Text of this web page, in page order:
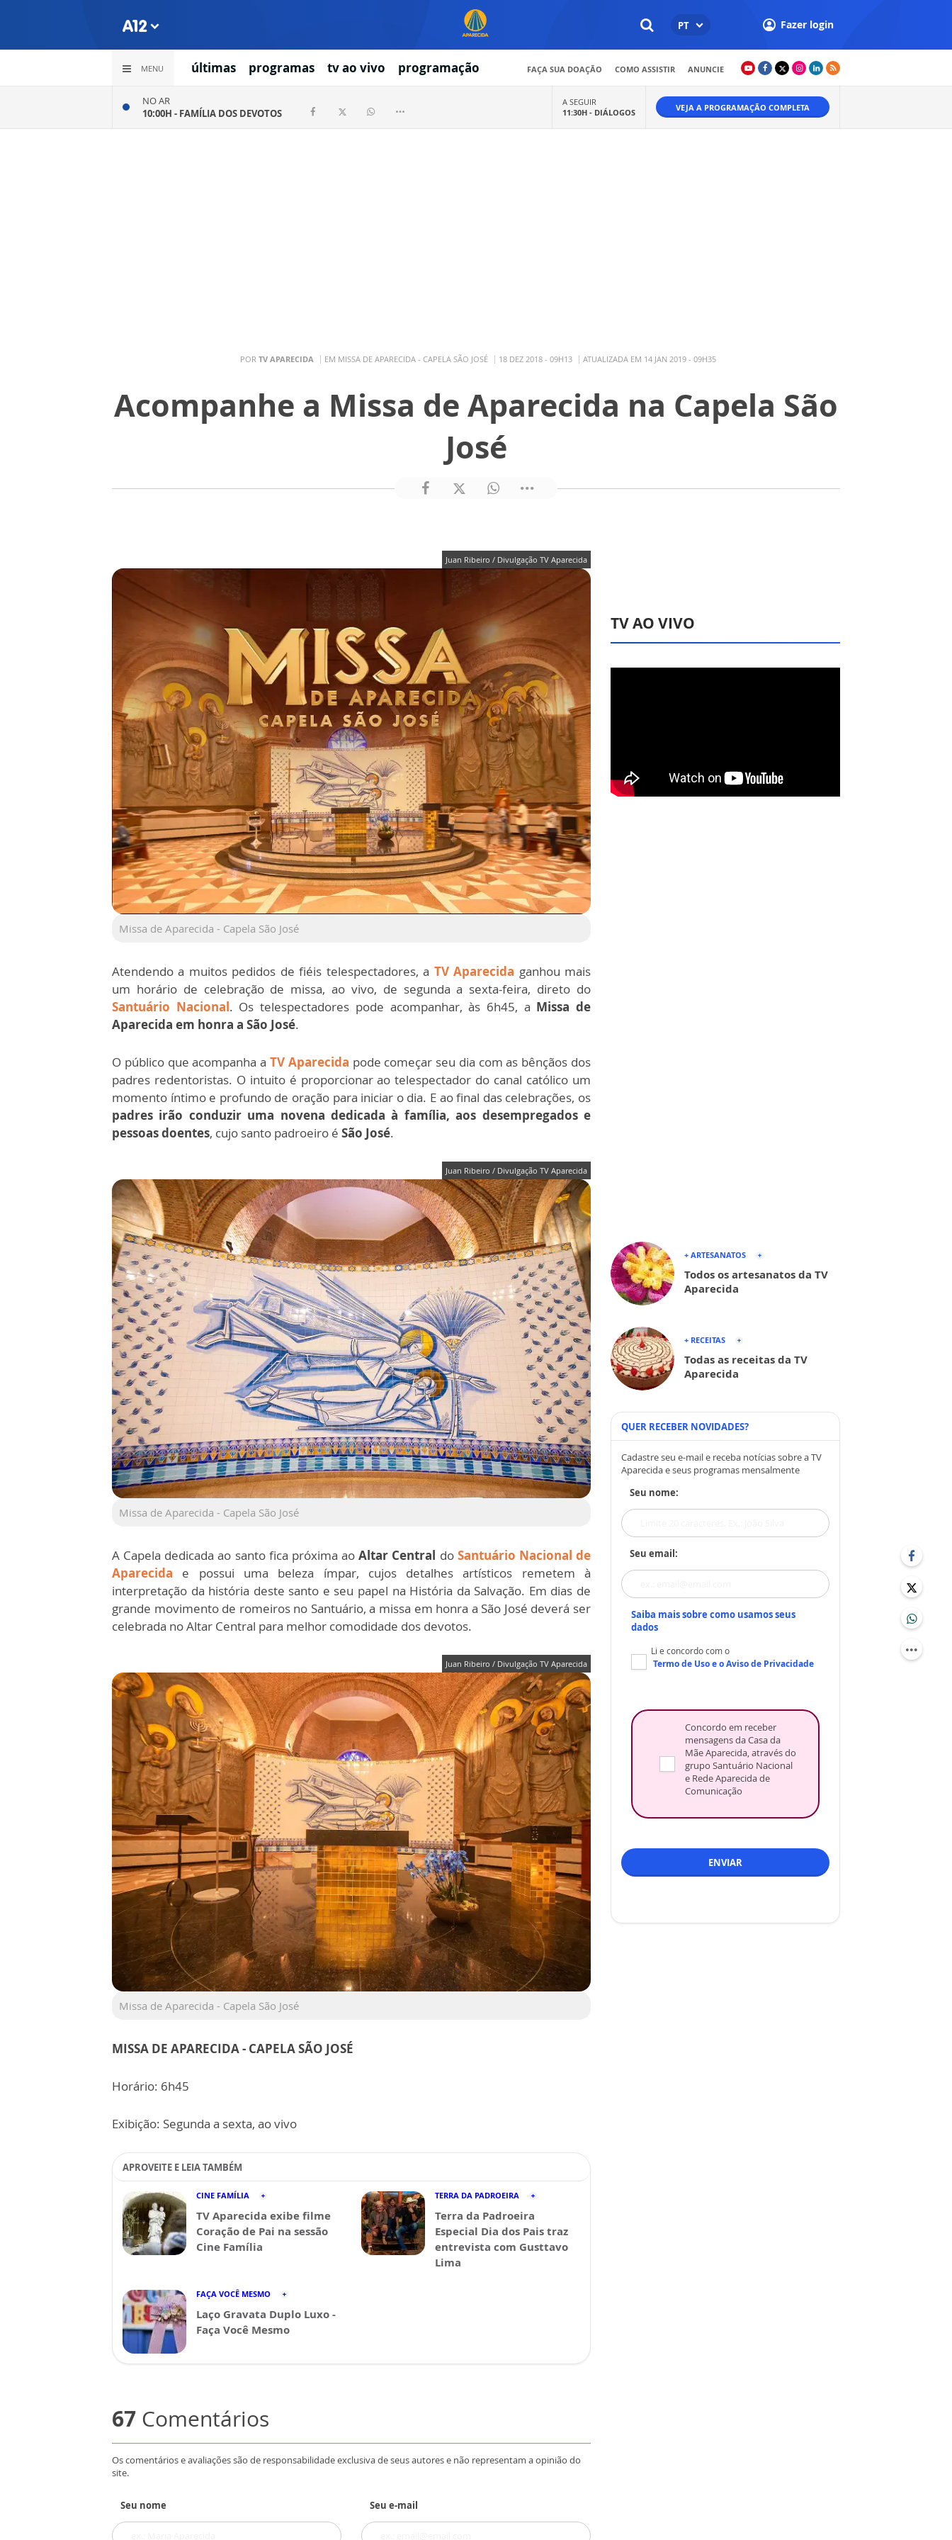
PT Fazer login
MENU últimas programas tv ao vivo programação FAÇA SUA DOAÇÃO COMO ASSISTIR ANUNCIE
NO AR
10:00H - FAMÍLIA DOS DEVOTOS
A SEGUIR
11:30H - DIÁLOGOS VEJA A PROGRAMAÇÃO COMPLETA
POR TV APARECIDA EM MISSA DE APARECIDA - CAPELA SÃO JOSÉ 18 DEZ 2018 - 09H13 ATUALIZADA EM 14 JAN 2019 - 09H35
Acompanhe a Missa de Aparecida na Capela São
José
Juan Ribeiro / Divulgação TV Aparecida
Missa de Aparecida - Capela São José
Atendendo a muitos pedidos de fiéis telespectadores, a TV Aparecida ganhou mais
um horário de celebração de missa, ao vivo, de segunda a sexta-feira, direto do
Santuário Nacional. Os telespectadores pode acompanhar, às 6h45, a Missa de
Aparecida em honra a São José.
O público que acompanha a TV Aparecida pode começar seu dia com as bênçãos dos
padres redentoristas. O intuito é proporcionar ao telespectador do canal católico um
momento íntimo e profundo de oração para iniciar o dia. E ao final das celebrações, os
padres irão conduzir uma novena dedicada à família, aos desempregados e
pessoas doentes, cujo santo padroeiro é São José.
Juan Ribeiro / Divulgação TV Aparecida
Missa de Aparecida - Capela São José
A Capela dedicada ao santo fica próxima aoAltar Central do Santuário Nacional de
Aparecida e possui uma beleza ímpar, cujos detalhes artísticos remetem à
interpretação da história deste santo e seu papel na História da Salvação. Em dias de
grande movimento de romeiros no Santuário, a missa em honra a São José deverá ser
celebrada no Altar Central para melhor comodidade dos devotos.
Juan Ribeiro / Divulgação TV Aparecida
Missa de Aparecida - Capela São José
MISSA DE APARECIDA - CAPELA SÃO JOSÉ
Horário: 6h45
Exibição: Segunda a sexta, ao vivo
APROVEITE E LEIA TAMBÉM
CINE FAMÍLIA
TV Aparecida exibe filme
Coração de Pai na sessão
Cine Família
TERRA DA PADROEIRA
Terra da Padroeira
Especial Dia dos Pais traz
entrevista com Gusttavo
Lima
FAÇA VOCÊ MESMO
Laço Gravata Duplo Luxo -
Faça Você Mesmo
67 Comentários
Os comentários e avaliações são de responsabilidade exclusiva de seus autores e não representam a opinião do
site.
Seu nome Seu e-mail
TV AO VIVO
+ ARTESANATOS
Todos os artesanatos da TV
Aparecida
+ RECEITAS
Todas as receitas da TV
Aparecida
QUER RECEBER NOVIDADES?
Cadastre seu e-mail e receba notícias sobre a TV
Aparecida e seus programas mensalmente
Seu nome:
Seu email:
Saiba mais sobre como usamos seus
dados
Li e concordo com o
Termo de Usoe oAviso de Privacidade
Concordo em receber
mensagens da Casa da
Mãe Aparecida, através do
grupo Santuário Nacional
e Rede Aparecida de
Comunicação
ENVIAR